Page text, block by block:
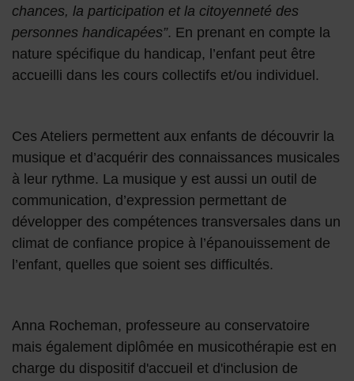
chances, la participation et la citoyenneté des
personnes handicapées”. En prenant en compte la
nature spécifique du handicap, l’enfant peut être
accueilli dans les cours collectifs et/ou individuel.
Ces Ateliers permettent aux enfants de découvrir la
musique et d’acquérir des connaissances musicales
à leur rythme. La musique y est aussi un outil de
communication, d’expression permettant de
développer des compétences transversales dans un
climat de confiance propice à l’épanouissement de
l’enfant, quelles que soient ses difficultés.
Anna Rocheman, professeure au conservatoire
mais également diplômée en musicothérapie est en
charge du dispositif d'accueil et d'inclusion de